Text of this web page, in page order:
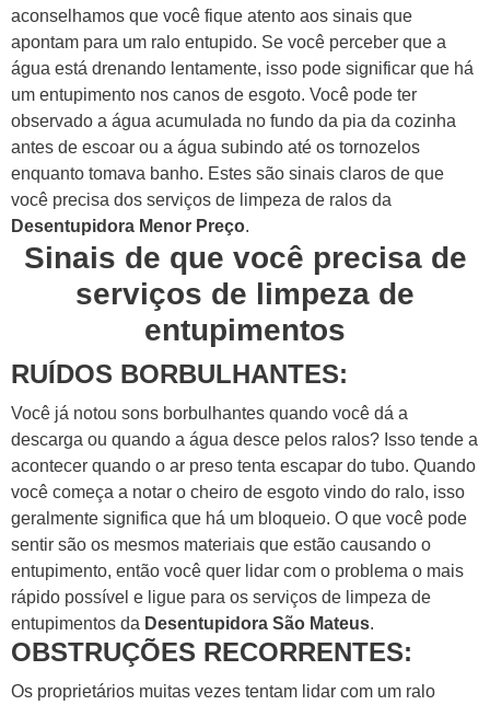
aconselhamos que você fique atento aos sinais que
apontam para um ralo entupido. Se você perceber que a
água está drenando lentamente, isso pode significar que há
um entupimento nos canos de esgoto. Você pode ter
observado a água acumulada no fundo da pia da cozinha
antes de escoar ou a água subindo até os tornozelos
enquanto tomava banho. Estes são sinais claros de que
você precisa dos serviços de limpeza de ralos da
Desentupidora Menor Preço.
Sinais de que você precisa de
serviços de limpeza de
entupimentos
RUÍDOS BORBULHANTES:
Você já notou sons borbulhantes quando você dá a
descarga ou quando a água desce pelos ralos? Isso tende a
acontecer quando o ar preso tenta escapar do tubo. Quando
você começa a notar o cheiro de esgoto vindo do ralo, isso
geralmente significa que há um bloqueio. O que você pode
sentir são os mesmos materiais que estão causando o
entupimento, então você quer lidar com o problema o mais
rápido possível e ligue para os serviços de limpeza de
entupimentos da Desentupidora São Mateus.
OBSTRUÇÕES RECORRENTES:
Os proprietários muitas vezes tentam lidar com um ralo